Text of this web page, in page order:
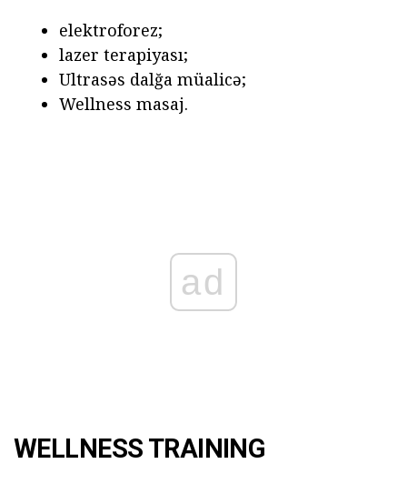
elektroforez;
lazer terapiyası;
Ultrasəs dalğa müalicə;
Wellness masaj.
ad
WELLNESS TRAINING